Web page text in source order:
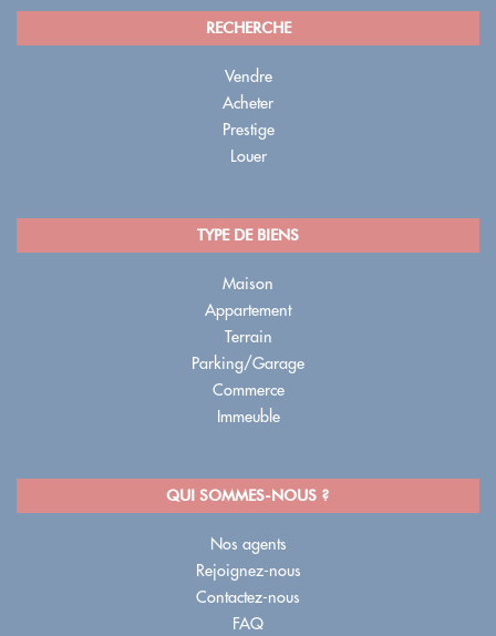
RECHERCHE
Vendre
Acheter
Prestige
Louer
TYPE DE BIENS
Maison
Appartement
Terrain
Parking/Garage
Commerce
Immeuble
QUI SOMMES-NOUS ?
Nos agents
Rejoignez-nous
Contactez-nous
FAQ